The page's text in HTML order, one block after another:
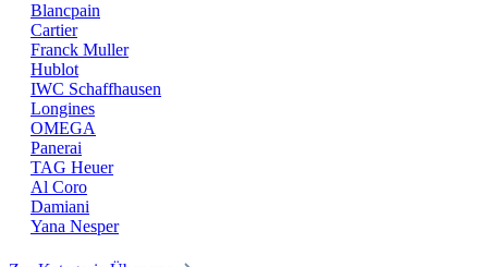
Blancpain
Cartier
Franck Muller
Hublot
IWC Schaffhausen
Longines
OMEGA
Panerai
TAG Heuer
Al Coro
Damiani
Yana Nesper